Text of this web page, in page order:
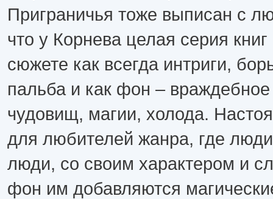
Приграничья тоже выписан с
что у Корнева целая серия
сюжете как всегда интриги,
пальба и как фон –
чудовищ, магии, холода.
для любителей жанра, где
люди, со своим характером и
фон им добавляются